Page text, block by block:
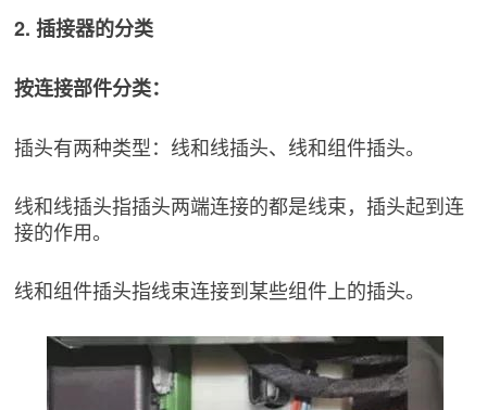
2. 插接器的分类
按连接部件分类：
插头有两种类型：线和线插头、线和组件插头。
线和线插头指插头两端连接的都是线束，插头起到连
接的作用。
线和组件插头指线束连接到某些组件上的插头。